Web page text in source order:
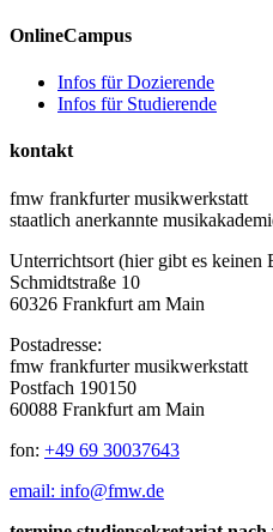
OnlineCampus
Infos für Dozierende
Infos für Studierende
kontakt
fmw frankfurter musikwerkstatt
staatlich anerkannte
Unterrichtsort (hier gibt es keinen
Schmidtstraße 10
60326 Frankfurt am Main
Postadresse:
fmw frankfurter musikwerkstatt
Postfach 190150
60088 Frankfurt am Main
fon: +49 69 30037643
email: info@fmw.de